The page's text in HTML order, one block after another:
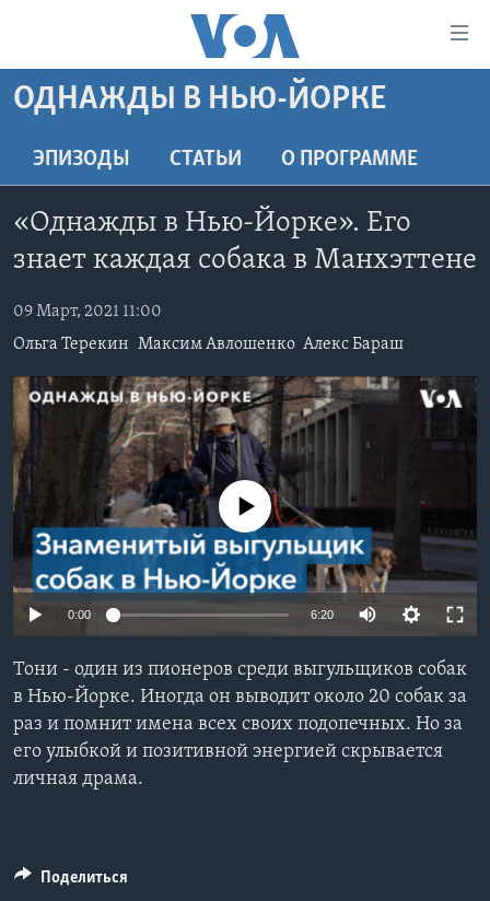
Перейти
на
контент
основной
Перейти
ГЛАВНОЕ
ПРОГРАММЫ
НОВОСТИ ЗА МИНУТУ
ПОЧЕМУ ЭТО ВАЖНО?
ДИСКУССИЯ VOA
ДЕТАЛИ
НЬЮ-ЙОРК NEW YORK
АМЕРИКА. БОЛЬШОЕ ПУТЕШЕСТВИЕ
УЧИМ АНГЛИЙСКИЙ
НАША АМЕРИКАНСКАЯ ИСТОРИЯ
А КАК В АМЕРИКЕ?
АРТЕФАКТЫ
АМЕРИКАНСКИЕ ГОРОДКИ
ТЕСТЫ
ЭКСПЕРТИЗА
ИНТЕРВЬЮ
ФАКТЫ ПРОТИВ ФЕЙКОВ
ЗА СВОБОДУ ПРЕССЫ
УЧИМ АНГЛИЙСКИЙ
ВИДЕО
ПОДПИСКА НА НОВОСТИ
Learning English
СОЦИАЛЬНЫЕ СЕТИ
Языки
ОДНАЖДЫ В НЬЮ-ЙОРКЕ
ЭПИЗОДЫ СТАТЬИ O ПРОГРАММЕ
«Однажды в Нью-Йорке». Его
знает каждая собака в Манхэттене
09 Март, 2021 11:00
Ольга Терекин Максим Авлошенко Алекс Бараш
No media source currently available
0:00 6:20
Тони - один из пионеров среди выгульщиков собак
в Нью-Йорке. Иногда он выводит около 20 собак за
раз и помнит имена всех своих подопечных. Но за
его улыбкой и позитивной энергией скрывается
личная драма.
Поделиться